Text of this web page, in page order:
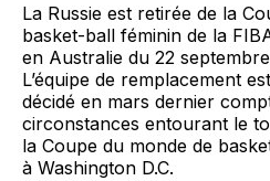
La Russie est retirée de la
basket-ball féminin de la
en Australie du 22
L’équipe de remplacement
décidé en mars dernier
circonstances entourant le
la Coupe du monde de
à Washington D.C.